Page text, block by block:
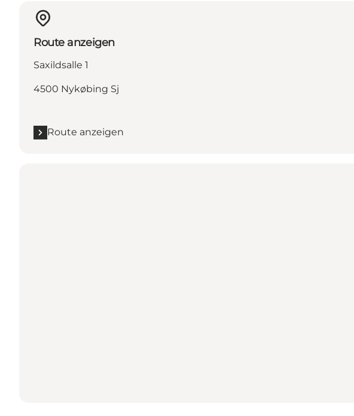
Route anzeigen
Saxildsalle 1
4500 Nykøbing Sj
Route anzeigen